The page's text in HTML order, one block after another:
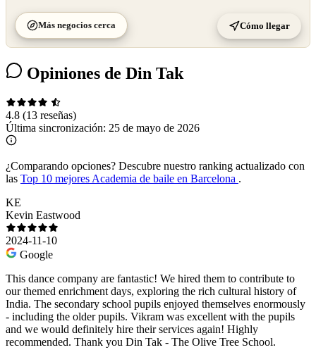
Más negocios cerca Cómo llegar
Opiniones de Din Tak
4.8 (13 reseñas)
Última sincronización: 25 de mayo de 2026
¿Comparando opciones? Descubre nuestro ranking actualizado con
las Top 10 mejores Academia de baile en Barcelona .
KE
Kevin Eastwood
2024-11-10
Google
This dance company are fantastic! We hired them to contribute to
our themed enrichment days, exploring the rich cultural history of
India. The secondary school pupils enjoyed themselves enormously
- including the older pupils. Vikram was excellent with the pupils
and we would definitely hire their services again! Highly
recommended. Thank you Din Tak - The Olive Tree School.